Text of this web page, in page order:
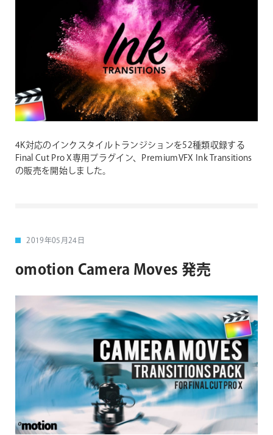
4K対応のインクスタイルトランジションを52種類収録する
Final Cut Pro X専用プラグイン、PremiumVFX Ink Transitions
の販売を開始しました。
2019年05月24日
omotion Camera Moves 発売